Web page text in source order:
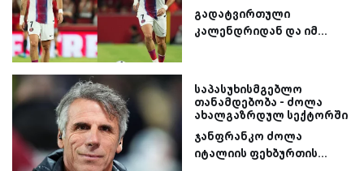
გადატვირთული
კალენდრიდან და იმ...
საპასუხისმგებლო
თანამდებობა - ძოლა
ახალგაზრდულ სექტორში
ჯანფრანკო ძოლა
იტალიის ფეხბურთის...